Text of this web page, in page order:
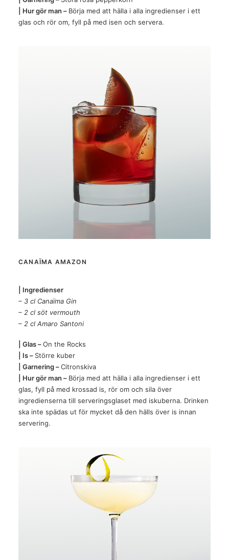
| Hur gör man – Börja med att hälla i alla ingredienser i ett
glas och rör om, fyll på med isen och servera.
CANAÏMA AMAZON
| Ingredienser
– 3 cl Canaïma Gin
– 2 cl söt vermouth
– 2 cl Amaro Santoni
| Glas –On the Rocks
| Is – Större kuber
| Garnering –Citronskiva
| Hur gör man – Börja med att hälla i alla ingredienser i ett
glas, fyll på med krossad is, rör om och sila över
ingredienserna till serveringsglaset med iskuberna. Drinken
ska inte spädas ut för mycket då den hälls över is innan
servering.